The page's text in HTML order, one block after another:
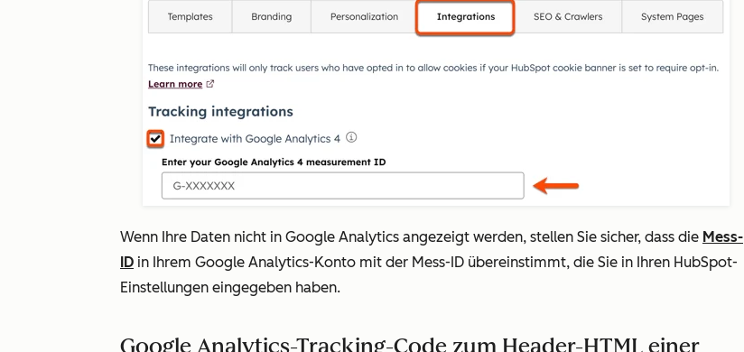
Wenn Ihre Daten nicht in Google Analytics angezeigt werden, stellen Sie sicher, dass die Mess-
ID in Ihrem Google Analytics-Konto mit der Mess-ID übereinstimmt, die Sie in Ihren HubSpot-
Einstellungen eingegeben haben.
Google Analytics-Tracking-Code zum Header-HTML einer